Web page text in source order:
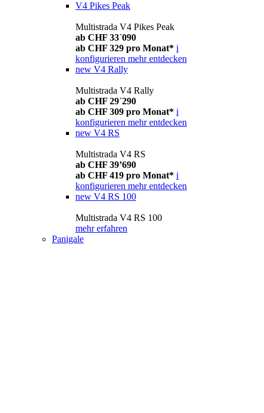
V4 Pikes Peak
Multistrada V4 Pikes Peak
ab CHF 33´090
ab CHF 329 pro Monat* i
konfigurieren mehr entdecken
new V4 Rally
Multistrada V4 Rally
ab CHF 29´290
ab CHF 309 pro Monat* i
konfigurieren mehr entdecken
new V4 RS
Multistrada V4 RS
ab CHF 39’690
ab CHF 419 pro Monat* i
konfigurieren mehr entdecken
new V4 RS 100
Multistrada V4 RS 100
mehr erfahren
Panigale